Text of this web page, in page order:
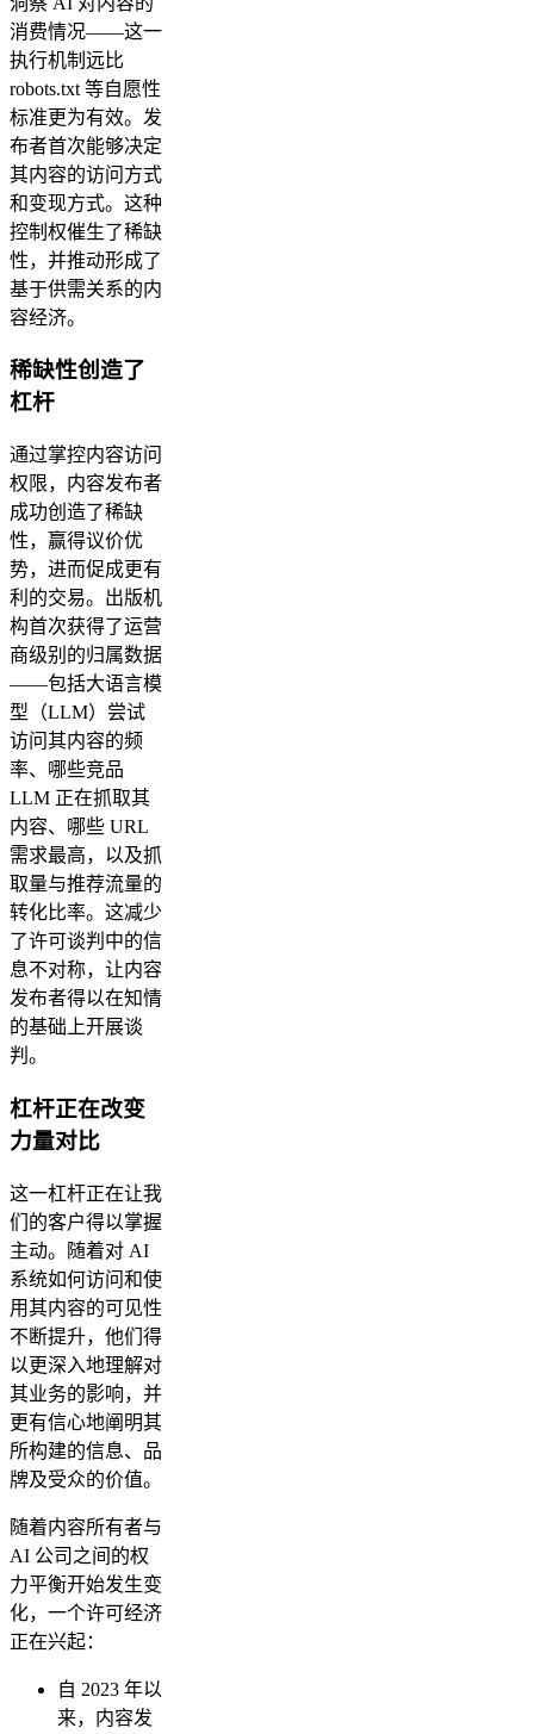
消费情况——这一
执行机制远比
robots.txt 等自愿性
标准更为有效。发
布者首次能够决定
其内容的访问方式
和变现方式。这种
控制权催生了稀缺
性，并推动形成了
基于供需关系的内
容经济。
稀缺性创造了
杠杆
通过掌控内容访问
权限，内容发布者
成功创造了稀缺
性，赢得议价优
势，进而促成更有
利的交易。出版机
构首次获得了运营
商级别的归属数据
——包括大语言模
型（LLM）尝试
访问其内容的频
率、哪些竞品
LLM 正在抓取其
内容、哪些 URL
需求最高，以及抓
取量与推荐流量的
转化比率。这减少
了许可谈判中的信
息不对称，让内容
发布者得以在知情
的基础上开展谈
判。
杠杆正在改变
力量对比
这一杠杆正在让我
们的客户得以掌握
主动。随着对 AI
系统如何访问和使
用其内容的可见性
不断提升，他们得
以更深入地理解对
其业务的影响，并
更有信心地阐明其
所构建的信息、品
牌及受众的价值。
随着内容所有者与
AI 公司之间的权
力平衡开始发生变
化，一个许可经济
正在兴起：
自 2023 年以
来，内容发